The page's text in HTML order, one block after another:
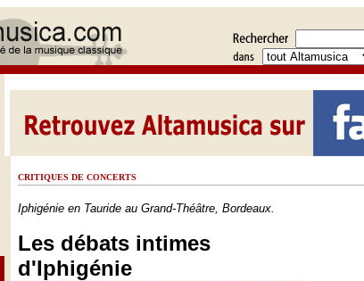
CRITIQUES DE CONCERTS
Iphigénie en Tauride au Grand-Théâtre, Bordeaux.
Les débats intimes
d'Iphigénie